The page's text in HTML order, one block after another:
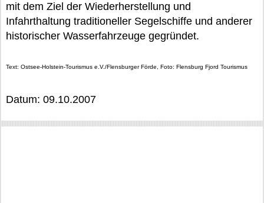
mit dem Ziel der Wiederherstellung und
Infahrthaltung traditioneller Segelschiffe und anderer
historischer Wasserfahrzeuge gegründet.
Text: Ostsee-Holstein-Tourismus e.V./Flensburger Förde, Foto: Flensburg Fjord Tourismus
Datum: 09.10.2007